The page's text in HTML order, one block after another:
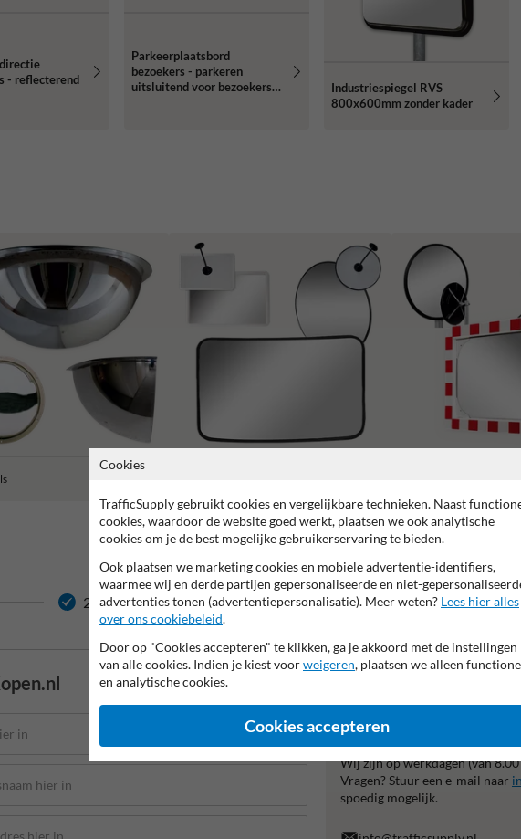
- reflecterend
Parkeerplaatsbord
bezoekers - parkeren
uitsluitend voor bezoekers -
Industriespiegel RVS
800x600mm zonder kader
2 jaar fabrieksgarantie Geschikt voor indoor gebruik Kijkhoek
Neem contact met ons op
Wij zijn op werkdagen (van
Vragen? Stuur een e-mail naar
spoedig mogelijk.
Cookies
TrafficSupply gebruikt cookies en vergelijkbare technieken. Naast
cookies, waardoor de website goed werkt, plaatsen we ook analytische
cookies om je de best mogelijke gebruikerservaring te bieden.
Ook plaatsen we marketing cookies en mobiele advertentie-identifiers,
waarmee wij en derde partijen gepersonaliseerde en niet-
advertenties tonen (advertentiepersonalisatie). Meer weten? Lees hier alles
over ons cookiebeleid.
Door op "Cookies accepteren" te klikken, ga je akkoord met de instellingen
van alle cookies. Indien je kiest voorweigeren, plaatsen we alleen
en analytische cookies.
Cookies accepteren